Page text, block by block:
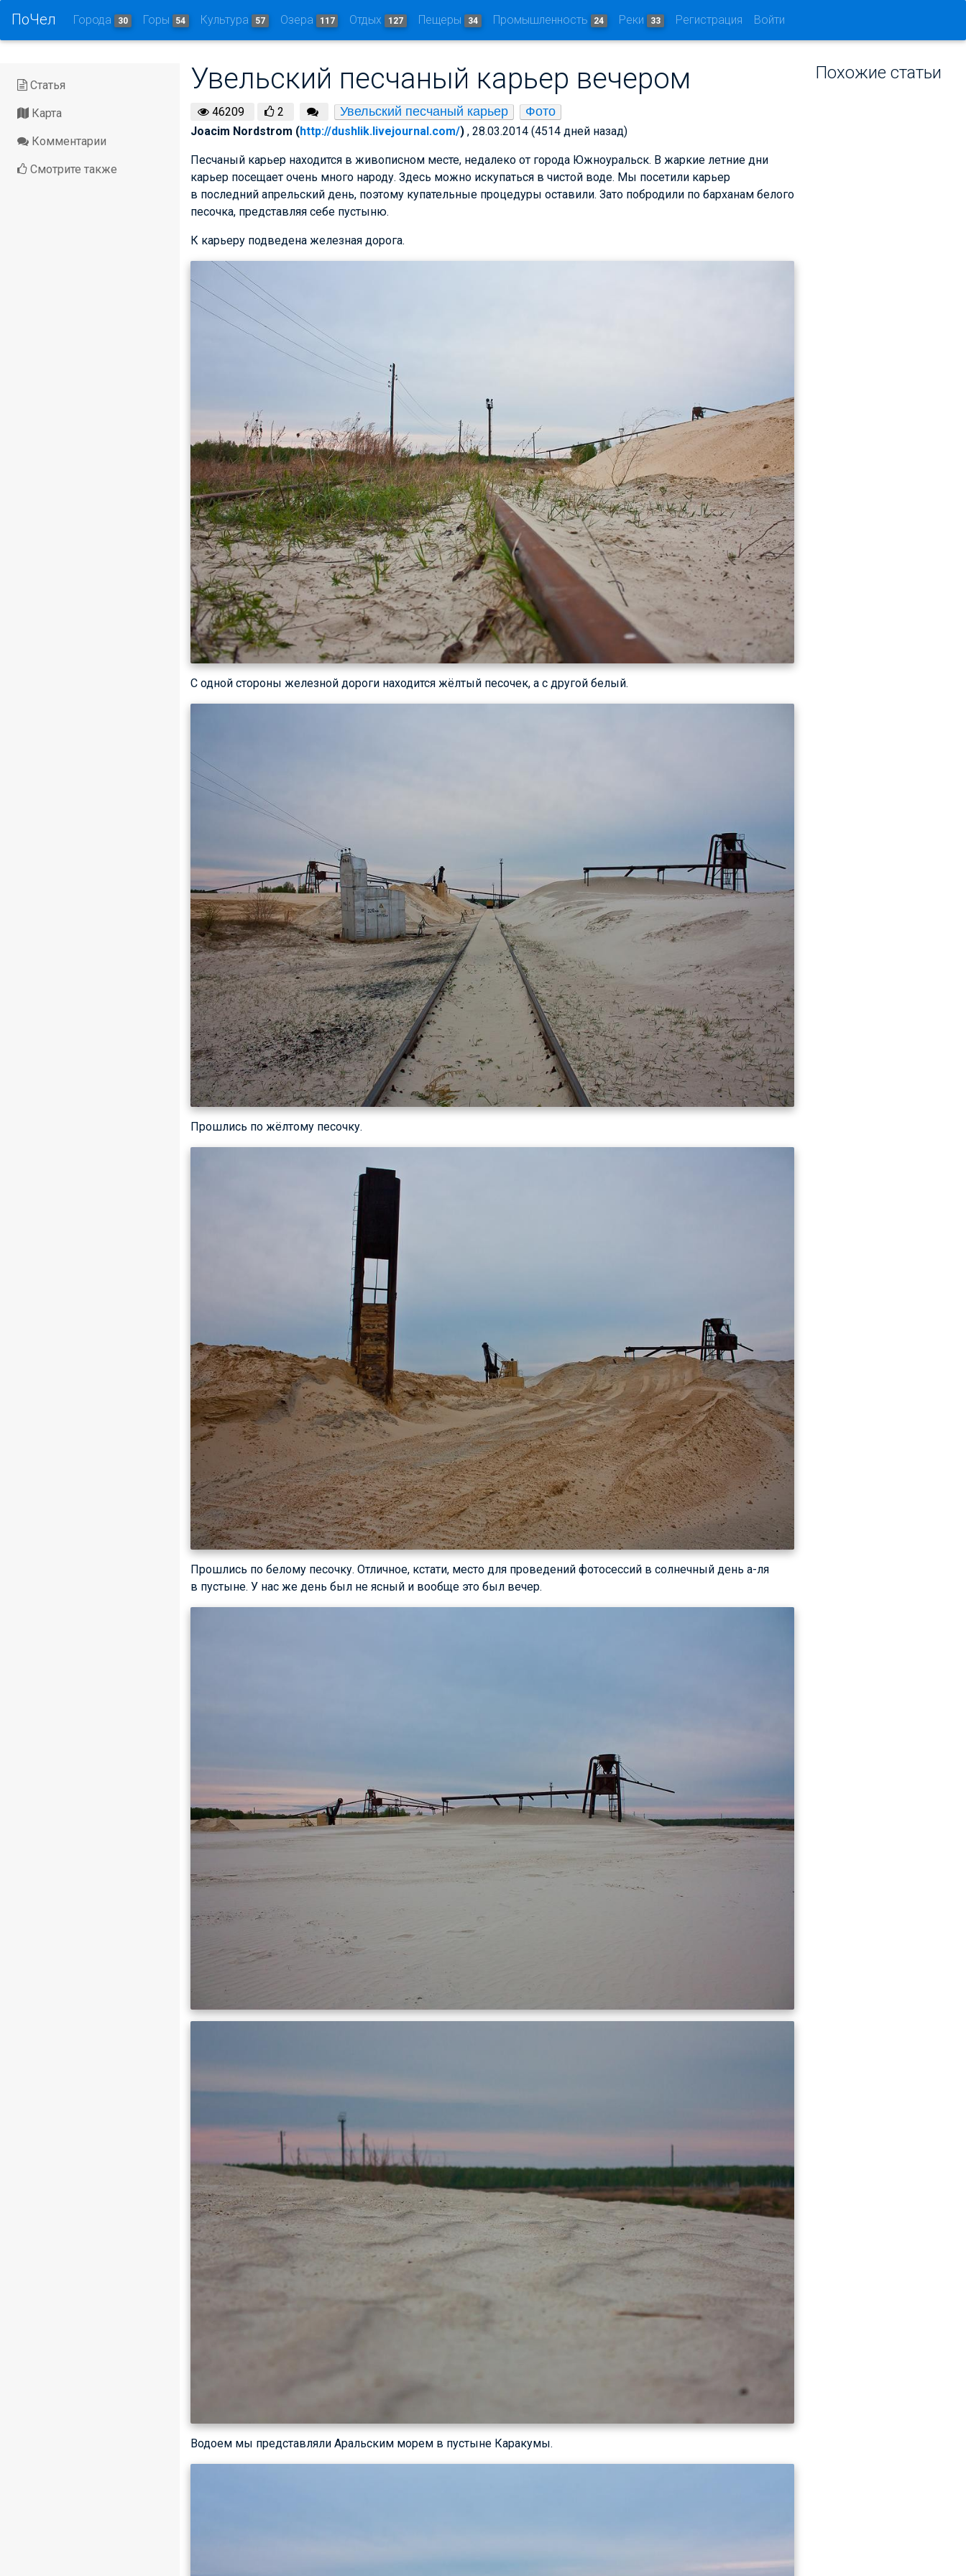
ПоЧел Города 30 Горы 54 Культура 57 Озера 117 Отдых 127 Пещеры 34 Промышленность 24 Реки 33 Регистрация Войти
Статья
Карта
Комментарии
Смотрите также
Увельский песчаный карьер вечером
46209 2 Увельский песчаный карьер Фото
Joacim Nordstrom (http://dushlik.livejournal.com/) , 28.03.2014 (4514 дней назад)
Песчаный карьер находится в живописном месте, недалеко от города Южноуральск. В жаркие летние дни
карьер посещает очень много народу. Здесь можно искупаться в чистой воде. Мы посетили карьер
в последний апрельский день, поэтому купательные процедуры оставили. Зато побродили по барханам белого
песочка, представляя себе пустыню.
К карьеру подведена железная дорога.
С одной стороны железной дороги находится жёлтый песочек, а с другой белый.
Прошлись по жёлтому песочку.
Прошлись по белому песочку. Отличное, кстати, место для проведений фотосессий в солнечный день а-ля
в пустыне. У нас же день был не ясный и вообще это был вечер.
Водоем мы представляли Аральским морем в пустыне Каракумы.
Похожие статьи